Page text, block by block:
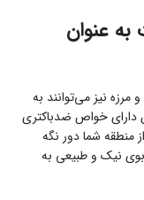
به عنوان
مرزه نیز می‌توانند به
دارای خواص ضد‌باکتری
منطقه شما دور نگه
بوی نیک و طبیعی به